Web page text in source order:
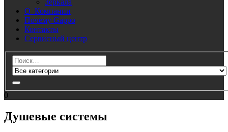
Зеркала
О Компании
Почему Gappo
Контакты
Сервисный центр
0
Душевые системы